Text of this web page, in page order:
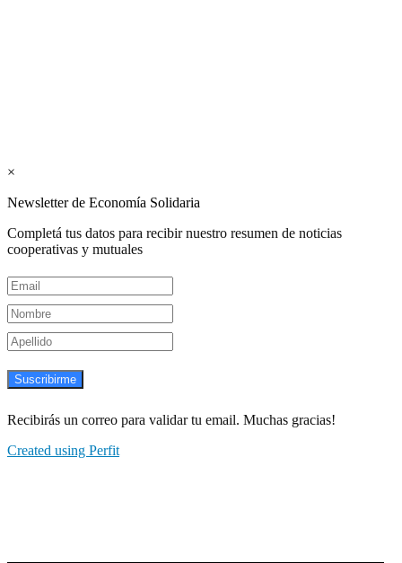
×
Newsletter de Economía Solidaria
Completá tus datos para recibir nuestro resumen de noticias
cooperativas y mutuales
Suscribirme
Recibirás un correo para validar tu email. Muchas gracias!
Created using Perfit